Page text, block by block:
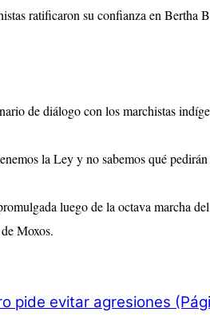
ratificaron su confianza en
de diálogo con los marchistas
la Ley y no sabemos qué
luego de la octava marcha
Moxos.
pide evitar agresiones